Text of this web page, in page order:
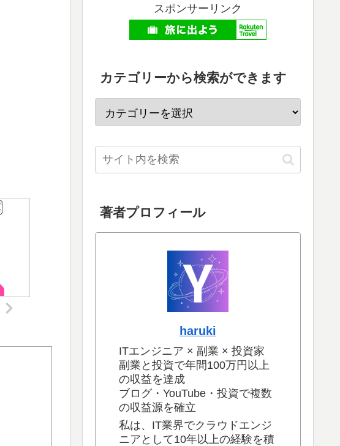
スポンサーリンク
カテゴリーから検索ができます
著者プロフィール
haruki
ITエンジニア × 副業 × 投資家
副業と投資で年間100万円以上
の収益を達成
ブログ・YouTube・投資で複数
の収益源を確立
私は、IT業界でクラウドエンジ
ニアとして10年以上の経験を積